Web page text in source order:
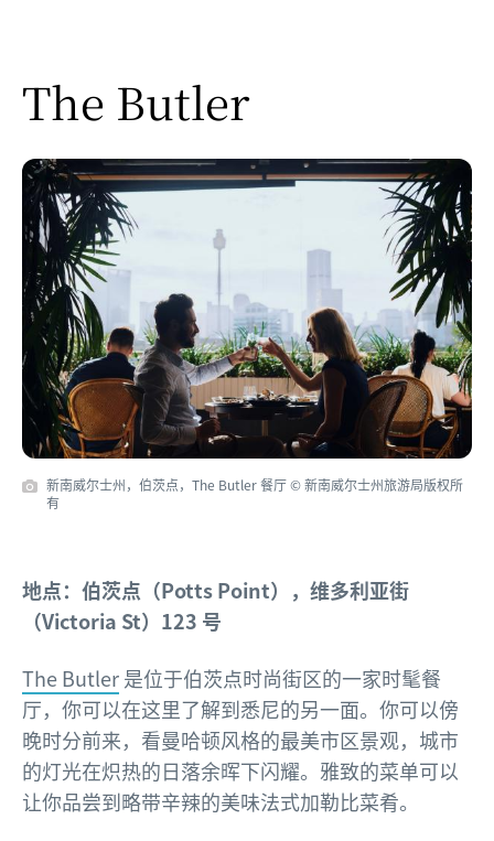
The Butler
新南威尔士州，伯茨点，The Butler 餐厅 © 新南威尔士州旅游局版权所
有
地点：伯茨点（Potts Point），维多利亚街
（Victoria St）123 号
The Butler是位于伯茨点时尚街区的一家时髦餐
厅，你可以在这里了解到悉尼的另一面。你可以傍
晚时分前来，看曼哈顿风格的最美市区景观，城市
的灯光在炽热的日落余晖下闪耀。雅致的菜单可以
让你品尝到略带辛辣的美味法式加勒比菜肴。